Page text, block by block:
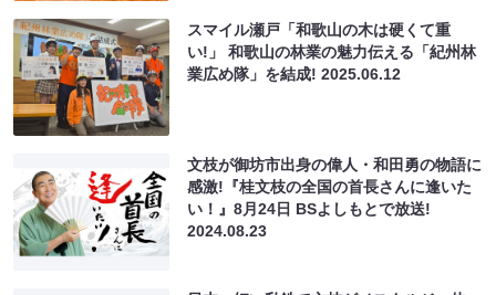
スマイル瀬戸「和歌山の木は硬くて重
い!」 和歌山の林業の魅力伝える「紀州林
業広め隊」を結成!2025.06.12
文枝が御坊市出身の偉人・和田勇の物語に
感激!『桂文枝の全国の首長さんに逢いた
い！』8月24日 BSよしもとで放送!
2024.08.23